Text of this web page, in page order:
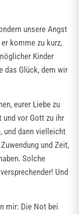
unsere Angst
komme zu kurz,
Kinder
das Glück, dem wir
eurer Liebe zu
und vor Gott zu ihr
und dann vielleicht
und Zeit,
Solche
Und
mir: Die Not bei